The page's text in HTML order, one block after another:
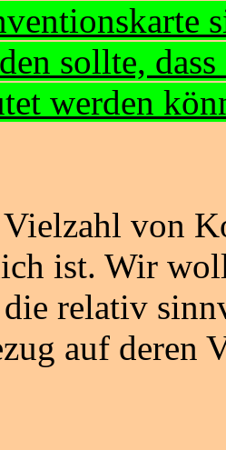
sollte,
werden
von
ist. Wir
die relativ
auf deren